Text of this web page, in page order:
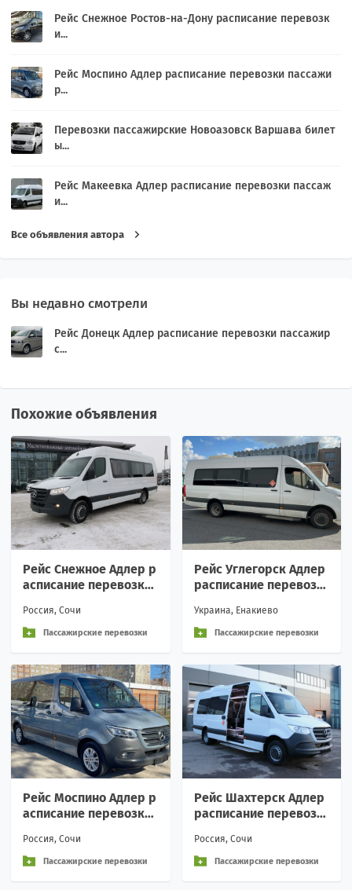
Рейс Снежное Ростов-на-Дону расписание перевозк
и...
Рейс Моспино Адлер расписание перевозки пассажи
р...
Перевозки пассажирские Новоазовск Варшава билет
ы...
Рейс Макеевка Адлер расписание перевозки пассаж
и...
Все объявления автора
Вы недавно смотрели
Рейс Донецк Адлер расписание перевозки пассажир
с...
Похожие объявления
Рейс Снежное Адлер р
асписание перевозки
Вежливое обращение
и
Россия, Сочи
Пассажирские перевозки
Рейс Углегорск Адлер
расписание перевозк
а
Украина, Енакиево
Пассажирские перевозки
Рейс Моспино Адлер р
асписание перевозки
Вежливое обращение
и
Россия, Сочи
Пассажирские перевозки
Рейс Шахтерск Адлер
расписание перевозк
а Вежливое обращени
е
Россия, Сочи
Пассажирские перевозки